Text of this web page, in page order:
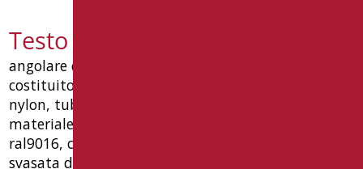
Testo capitolato N-ZA05U
angolare di sicurezza con verticale libero dx/sx,
costituito da 4 pezzi, con giunzioni di innesto in
nylon, tubo ø32x1,5, in acciaio rivestito con
materiale antiusura termoplastico colore bianco
ral9016, con 3 rinforzi di portata, completo di: vite
svasata di unione ø10, piattelli per fissaggio a